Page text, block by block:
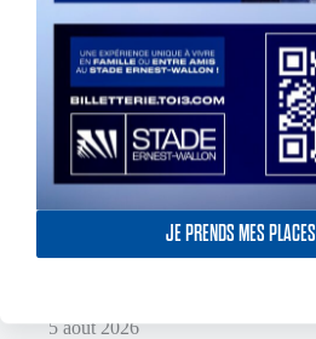
JE PRENDS MES PLACES
5 août 2026